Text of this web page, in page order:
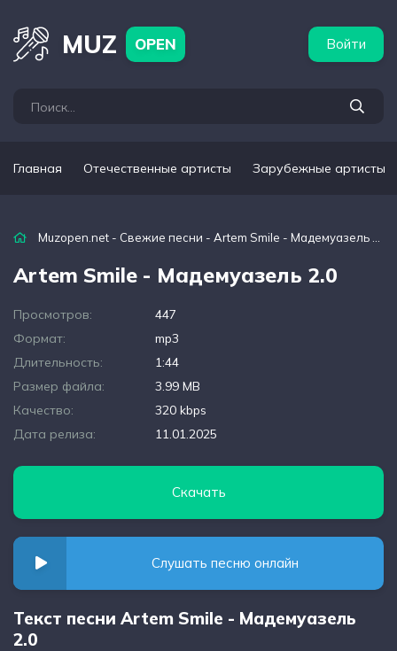
MUZ OPEN Войти
Главная Отечественные артисты Зарубежные артисты
Muzopen.net - Свежие песни - Artem Smile - Мадемуазель 2.0
Artem Smile - Мадемуазель 2.0
Просмотров:
447
Формат:
mp3
Длительность:
1:44
Размер файла:
3.99 MB
Качество:
320 kbps
Дата релиза:
11.01.2025
Скачать
Слушать песню онлайн
Текст песни Artem Smile - Мадемуазель
2.0
артисты Популярные подборки